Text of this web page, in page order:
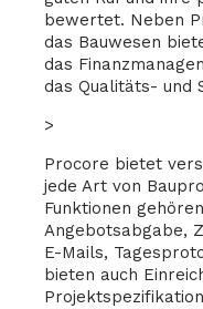
bewertet. Neben
das Bauwesen
das
das Qualitäts- und
>
Procore bietet
jede Art von
Funktionen
Angebotsabgabe,
E-Mails,
bieten auch